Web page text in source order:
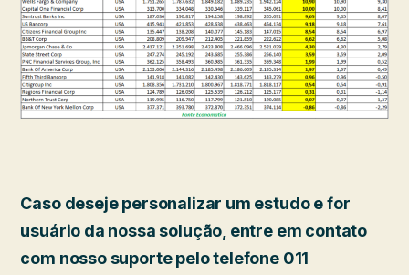
Caso deseje personalizar um estudo e for
usuário da nossa solução, entre em contato
com nosso suporte pelo telefone 011